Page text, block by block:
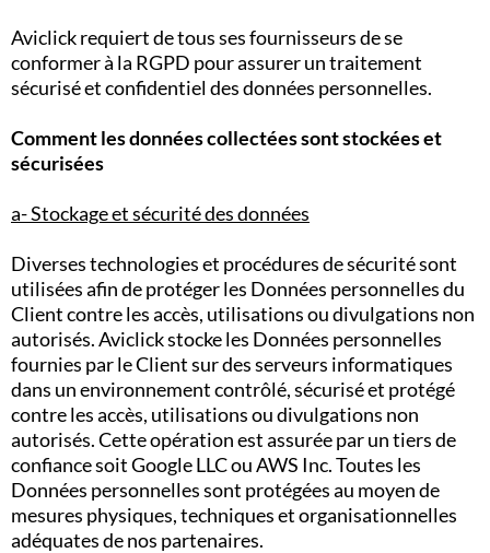
Aviclick requiert de tous ses fournisseurs de se
conformer à la RGPD pour assurer un traitement
sécurisé et confidentiel des données personnelles.
Comment les données collectées sont stockées et
sécurisées
a- Stockage et sécurité des données
Diverses technologies et procédures de sécurité sont
utilisées afin de protéger les Données personnelles du
Client contre les accès, utilisations ou divulgations non
autorisés. Aviclick stocke les Données personnelles
fournies par le Client sur des serveurs informatiques
dans un environnement contrôlé, sécurisé et protégé
contre les accès, utilisations ou divulgations non
autorisés. Cette opération est assurée par un tiers de
confiance soit Google LLC ou AWS Inc. Toutes les
Données personnelles sont protégées au moyen de
mesures physiques, techniques et organisationnelles
adéquates de nos partenaires.